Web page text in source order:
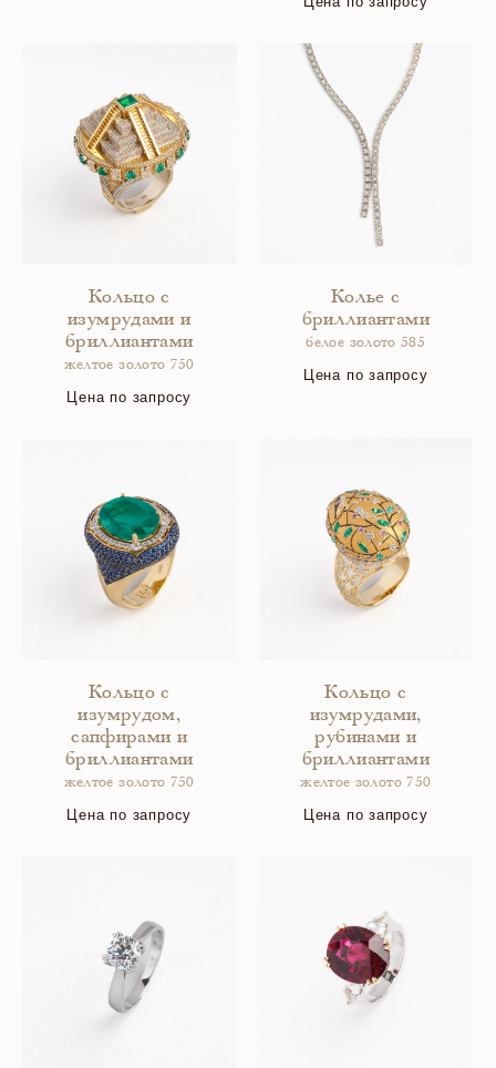
Кольцо с
изумрудами и
бриллиантами
желтое золото 750
Цена по запросу
Колье с
бриллиантами
белое золото 585
Цена по запросу
Кольцо с
изумрудом,
сапфирами и
бриллиантами
желтое золото 750
Цена по запросу
Кольцо с
изумрудами,
рубинами и
бриллиантами
желтое золото 750
Цена по запросу